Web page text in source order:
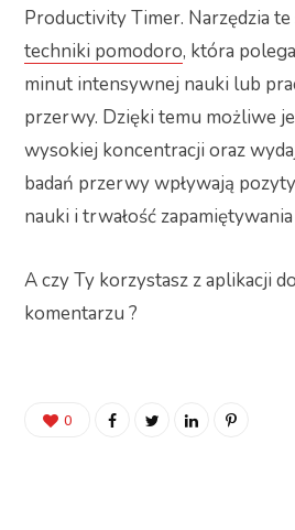
Productivity Timer. Narzędzia
techniki pomodoro, która
minut intensywnej nauki lub
przerwy. Dzięki temu możliwe
wysokiej koncentracji oraz
badań przerwy wpływają
nauki i trwałość
A czy Ty korzystasz z aplikacji
komentarzu ?
0